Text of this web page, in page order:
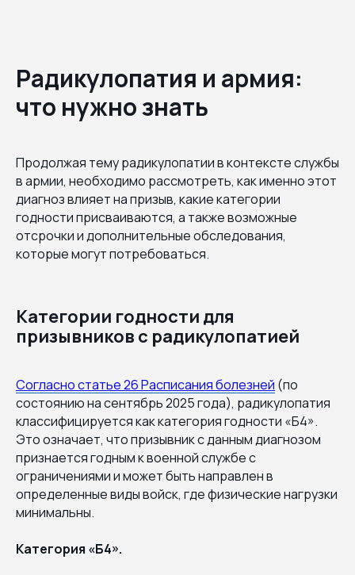
Радикулопатия и армия:
что нужно знать
Продолжая тему радикулопатии в контексте службы
в армии, необходимо рассмотреть, как именно этот
диагноз влияет на призыв, какие категории
годности присваиваются, а также возможные
отсрочки и дополнительные обследования,
которые могут потребоваться.
Категории годности для
призывников с радикулопатией
Согласно статье 26 Расписания болезней (по
состоянию на сентябрь 2025 года), радикулопатия
классифицируется как категория годности «Б4».
Это означает, что призывник с данным диагнозом
признается годным к военной службе с
ограничениями и может быть направлен в
определенные виды войск, где физические нагрузки
минимальны.
Категория «Б4».